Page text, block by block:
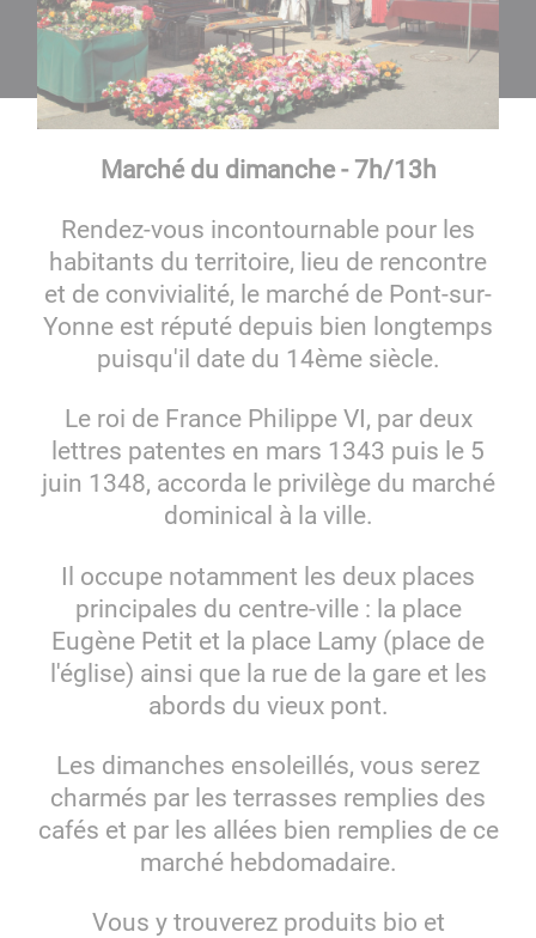
Marché du dimanche - 7h/13h
Rendez-vous incontournable pour les
habitants du territoire, lieu de rencontre
et de convivialité, le marché de Pont-sur-
Yonne est réputé depuis bien longtemps
puisqu'il date du 14ème siècle.
Le roi de France Philippe VI, par deux
lettres patentes en mars 1343 puis le 5
juin 1348, accorda le privilège du marché
dominical à la ville.
Il occupe notamment les deux places
principales du centre-ville : la place
Eugène Petit et la place Lamy (place de
l'église) ainsi que la rue de la gare et les
abords du vieux pont.
Les dimanches ensoleillés, vous serez
charmés par les terrasses remplies des
cafés et par les allées bien remplies de ce
marché hebdomadaire.
Vous y trouverez produits bio et